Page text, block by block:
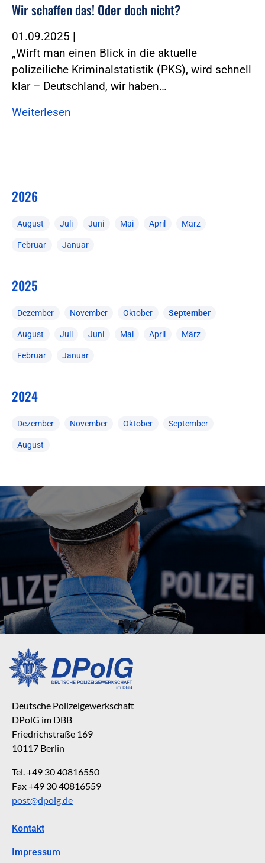
Wir schaffen das! Oder doch nicht?
01.09.2025 |
„Wirft man einen Blick in die aktuelle
polizeiliche Kriminalstatistik (PKS), wird schnell
klar – Deutschland, wir haben…
Weiterlesen
2026
August Juli Juni Mai April März
Februar Januar
2025
Dezember November Oktober September
August Juli Juni Mai April März
Februar Januar
2024
Dezember November Oktober September
August
Deutsche Polizeigewerkschaft
DPolG im DBB
Friedrichstraße 169
10117 Berlin
Tel. +49 30 40816550
Fax +49 30 40816559
post@dpolg.de
Kontakt
Impressum